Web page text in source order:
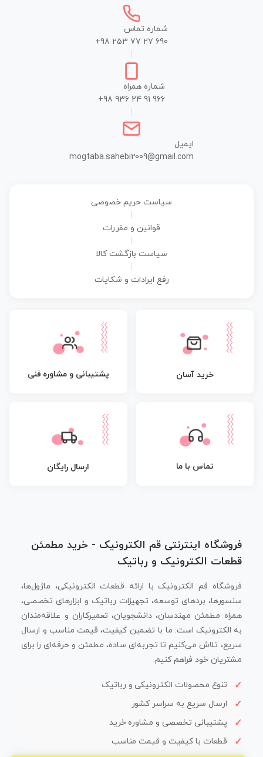
شماره تماس
+98 253 77 27 690
شماره همراه
+98 936 24 91 966
ایمیل
mogtaba.sahebi2009@gmail.com
سیاست حریم خصوصی
قوانین و مقررات
سیاست بازگشت کالا
رفع ایرادات و شکایات
خرید آسان پشتیبانی و مشاوره فنی
تماس با ما ارسال رایگان
فروشگاه اینترنتی قم الکترونیک - خرید مطمئن
قطعات الکترونیک و رباتیک
فروشگاه قم الکترونیک با ارائه قطعات الکترونیکی، ماژول‌ها،
سنسورها، بردهای توسعه، تجهیزات رباتیک و ابزارهای تخصصی،
همراه مطمئن مهندسان، دانشجویان، تعمیرکاران و علاقه‌مندان
به الکترونیک است. ما با تضمین کیفیت، قیمت مناسب و ارسال
سریع، تلاش می‌کنیم تا تجربه‌ای ساده، مطمئن و حرفه‌ای را برای
مشتریان خود فراهم کنیم.
تنوع محصولات الکترونیکی و رباتیک
ارسال سریع به سراسر کشور
پشتیبانی تخصصی و مشاوره خرید
قطعات با کیفیت و قیمت مناسب